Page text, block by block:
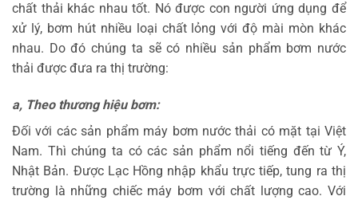
chất thải khác nhau tốt. Nó được con người ứng dụng để
xử lý, bơm hút nhiều loại chất lỏng với độ mài mòn khác
nhau. Do đó chúng ta sẽ có nhiều sản phẩm bơm nước
thải được đưa ra thị trường:
a, Theo thương hiệu bơm:
Đối với các sản phẩm máy bơm nước thải có mặt tại Việt
Nam. Thì chúng ta có các sản phẩm nổi tiếng đến từ Ý,
Nhật Bản. Được Lạc Hồng nhập khẩu trực tiếp, tung ra thị
trường là những chiếc máy bơm với chất lượng cao. Với